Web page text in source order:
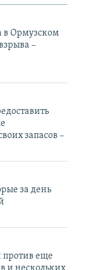
в Ормузском
–
запасов –
за день
против еще